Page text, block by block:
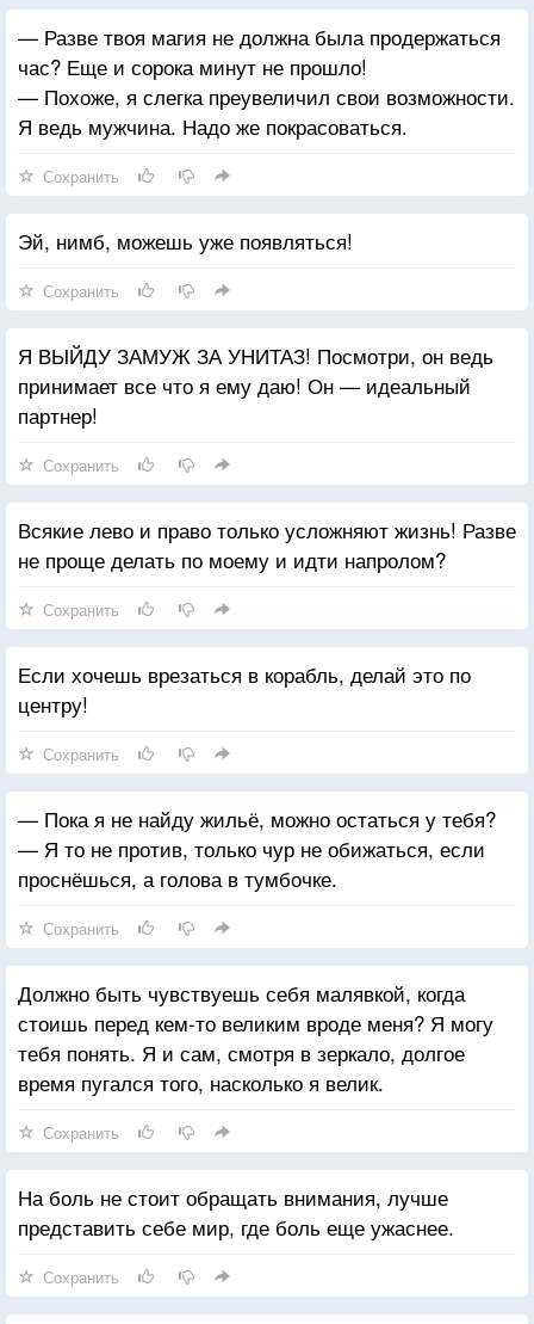
— Разве твоя магия не должна была продержаться
час? Еще и сорока минут не прошло!
— Похоже, я слегка преувеличил свои возможности.
Я ведь мужчина. Надо же покрасоваться.
Сохранить
Эй, нимб, можешь уже появляться!
Сохранить
Я ВЫЙДУ ЗАМУЖ ЗА УНИТАЗ! Посмотри, он ведь
принимает все что я ему даю! Он — идеальный
партнер!
Сохранить
Всякие лево и право только усложняют жизнь! Разве
не проще делать по моему и идти напролом?
Сохранить
Если хочешь врезаться в корабль, делай это по
центру!
Сохранить
— Пока я не найду жильё, можно остаться у тебя?
— Я то не против, только чур не обижаться, если
проснёшься, а голова в тумбочке.
Сохранить
Должно быть чувствуешь себя малявкой, когда
стоишь перед кем-то великим вроде меня? Я могу
тебя понять. Я и сам, смотря в зеркало, долгое
время пугался того, насколько я велик.
Сохранить
На боль не стоит обращать внимания, лучше
представить себе мир, где боль еще ужаснее.
Сохранить